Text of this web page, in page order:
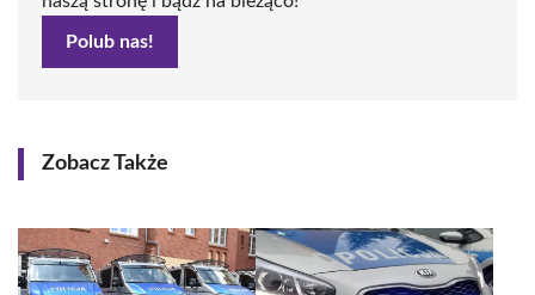
Polub nas!
Zobacz Także